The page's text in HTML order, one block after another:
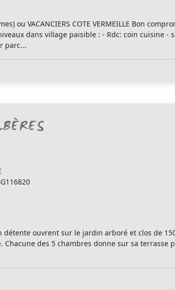
ou VACANCIERS COTE VERMEILLE Bon
dans village paisible : - Rdc: coin cuisine -
parc...
détente ouvrent sur le jardin arboré et clos de
des 5 chambres donne sur sa terrasse